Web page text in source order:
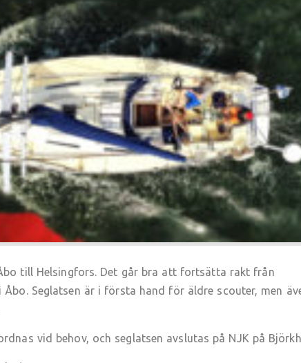
till Helsingfors. Det går bra att fortsätta rakt från
Seglatsen är i första hand för äldre scouter, men
vid behov, och seglatsen avslutas på NJK på